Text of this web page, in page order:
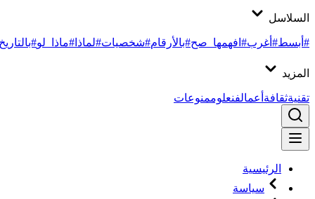
السلاسل
#أبسط#أغرب#افهمها_صح#بالأرقام#شخصيات#لماذا #ماذا_لو#بالتاريخ
المزيد
تقنيةثقافةأعمالفنعلوممنوعات
الرئيسية
سياسة